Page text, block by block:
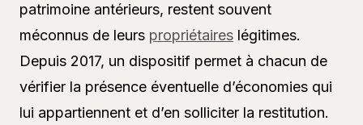
patrimoine antérieurs, restent souvent
méconnus de leurs propriétaires légitimes.
Depuis 2017, un dispositif permet à chacun de
vérifier la présence éventuelle d’économies qui
lui appartiennent et d’en solliciter la restitution.